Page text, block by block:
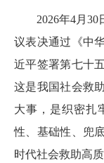
2026年4月
议表决通过《中
近平签署第七十
这是我国社会救
大事，是织密扎
性、基础性、兜
时代社会救助高